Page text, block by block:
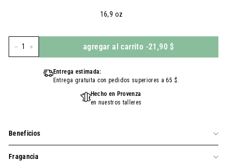
16,9 oz
agregar al carrito -21,90 $
Entrega estimada:
Entrega gratuita con pedidos superiores a 65 $.
Hecho en Provenza
en nuestros talleres
Beneficios
Fragancia